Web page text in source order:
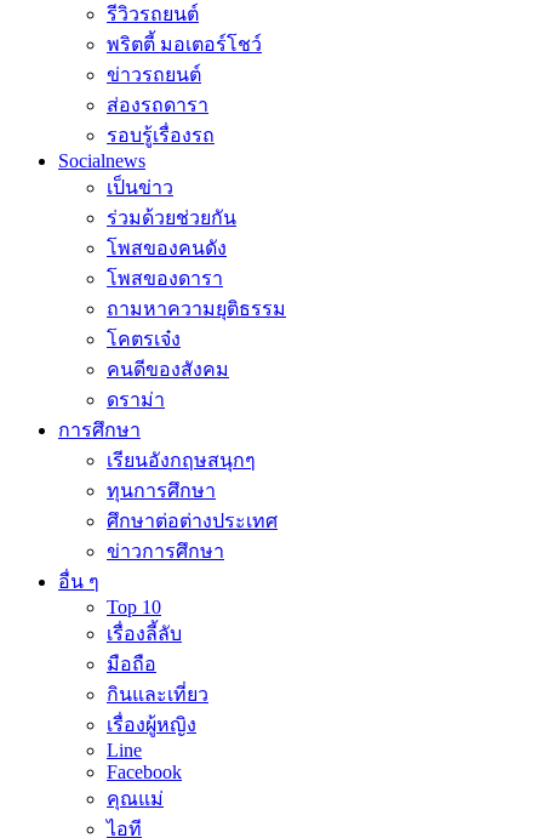
รีวิวรถยนต์
พริตตี้ มอเตอร์โชว์
ข่าวรถยนต์
ส่องรถดารา
รอบรู้เรื่องรถ
Socialnews
เป็นข่าว
ร่วมด้วยช่วยกัน
โพสของคนดัง
โพสของดารา
ถามหาความยุติธรรม
โคตรเจ๋ง
คนดีของสังคม
ดราม่า
การศึกษา
เรียนอังกฤษสนุกๆ
ทุนการศึกษา
ศึกษาต่อต่างประเทศ
ข่าวการศึกษา
อื่น ๆ
Top 10
เรื่องลี้ลับ
มือถือ
กินและเที่ยว
เรื่องผู้หญิง
Line
Facebook
คุณแม่
ไอที